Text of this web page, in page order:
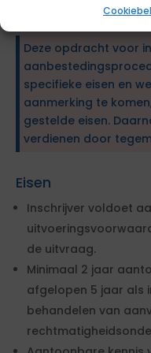
inhuuropdracht.
Deze opdracht voor
specifieke eisen en
aanmerking te
gestelde eisen.
verdienen door
Eisen
Inschrijver voldoet
de uitvraag.
Minimaal 2 jaar
afgelopen 5 jaar als
behandelen van